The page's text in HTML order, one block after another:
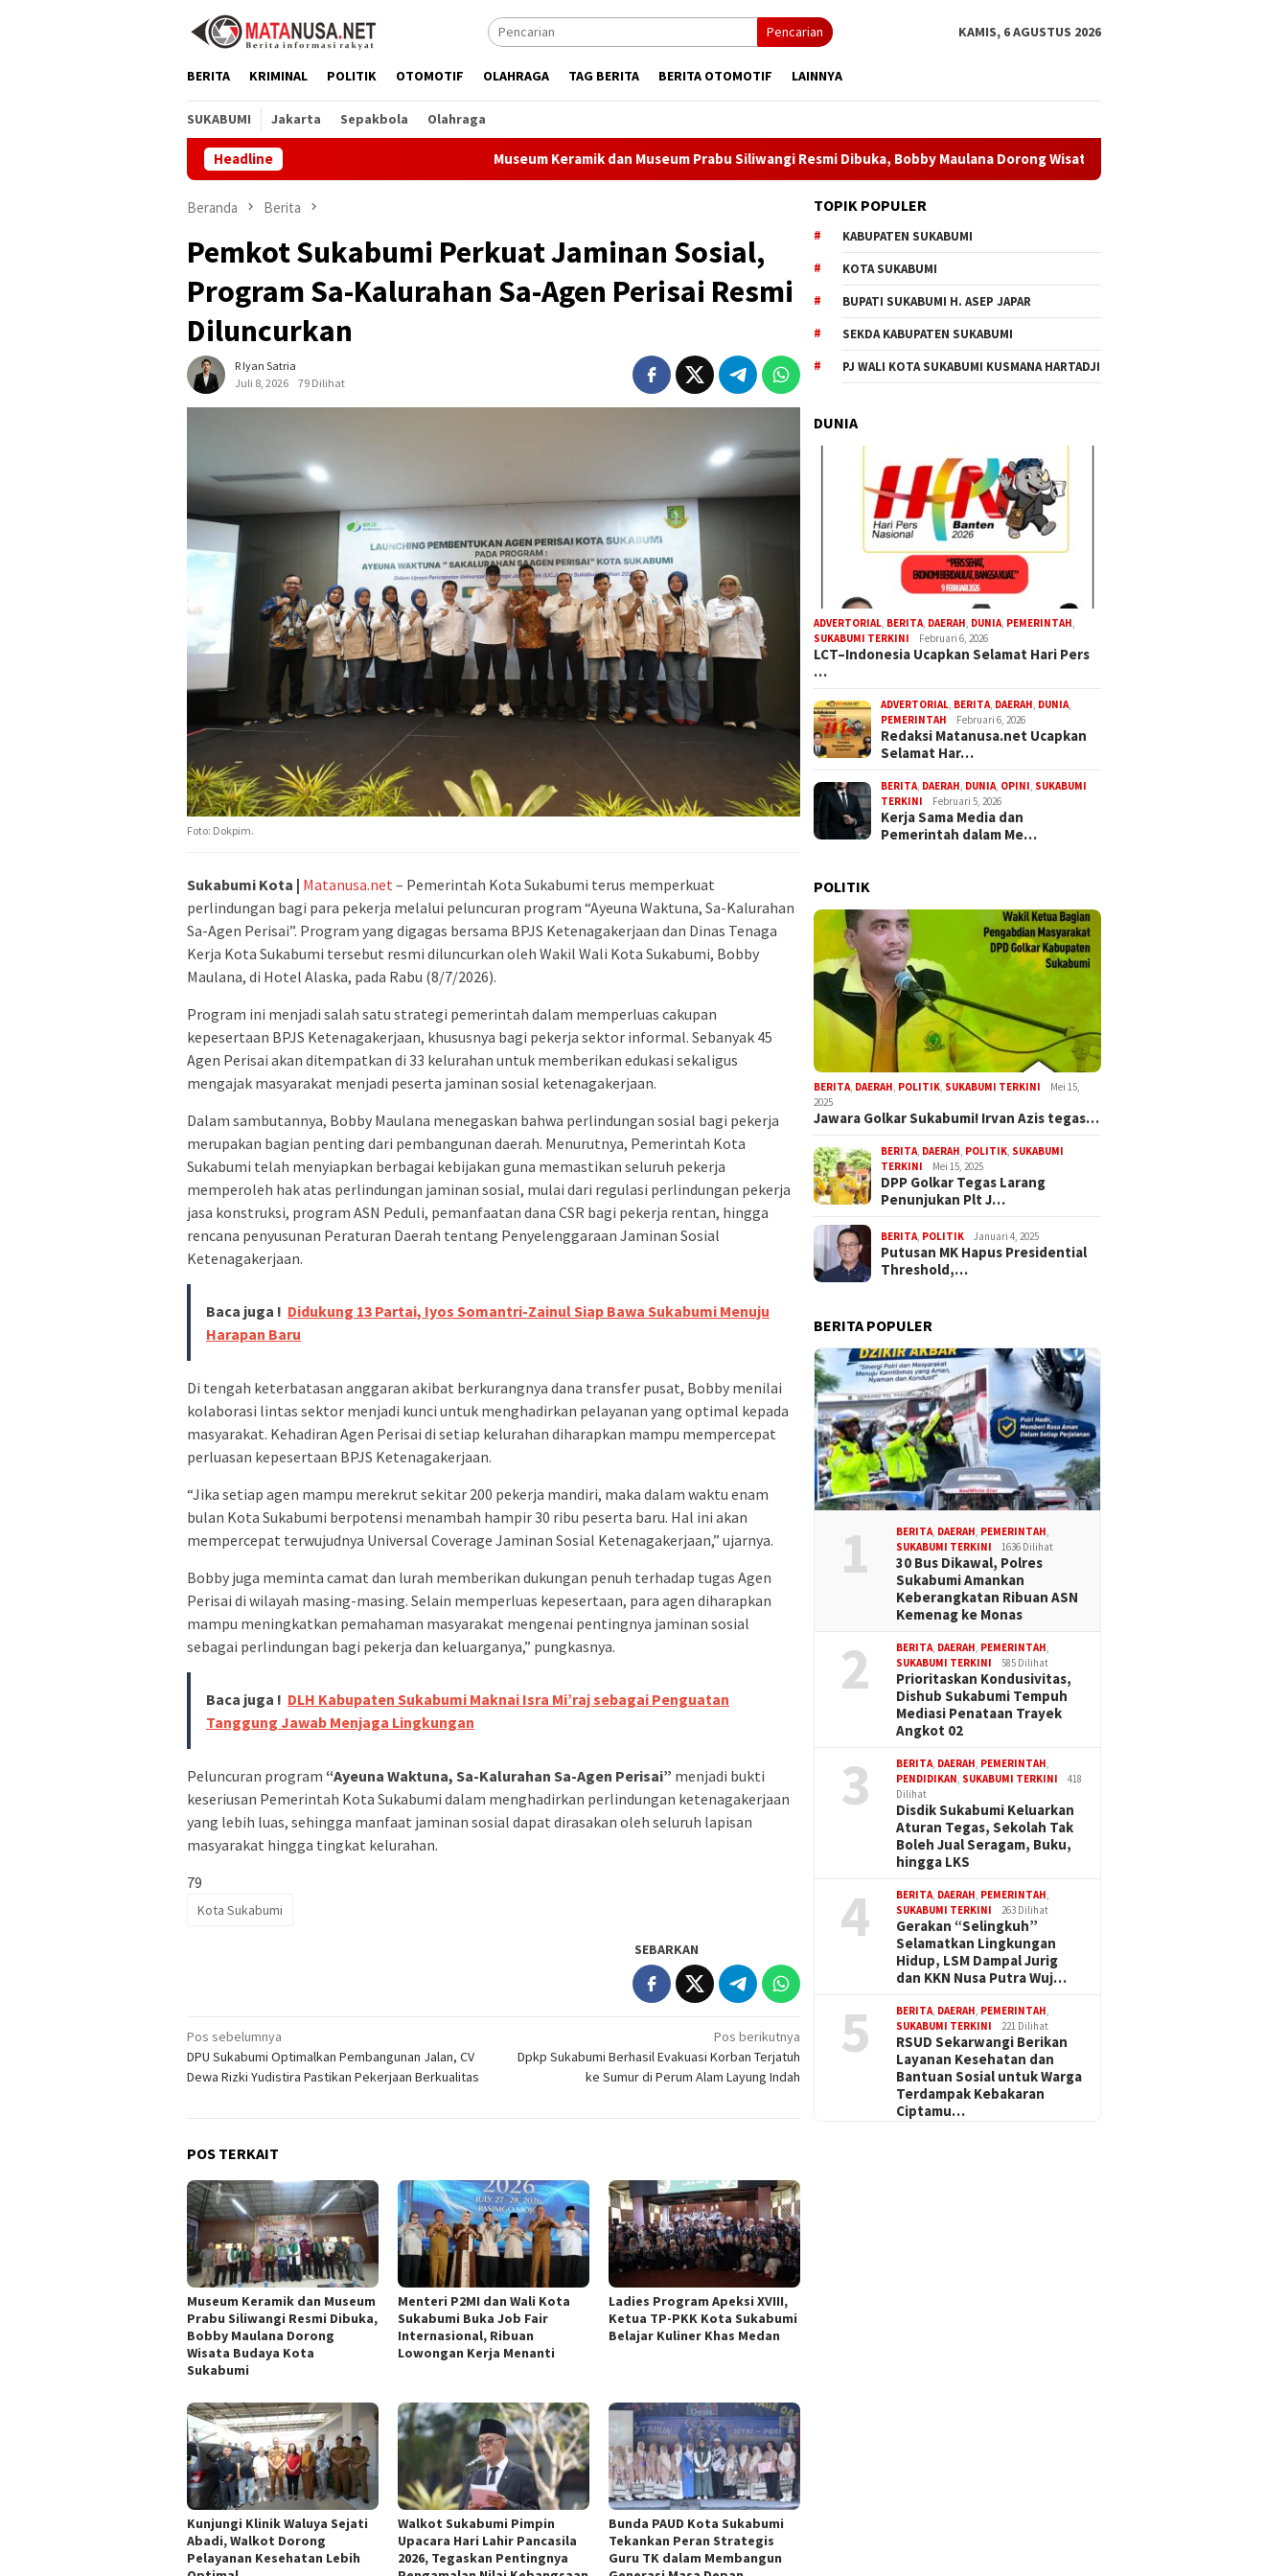
Pencarian KAMIS, 6 AGUSTUS 2026
BERITA KRIMINAL POLITIK OTOMOTIF OLAHRAGA TAG BERITA BERITA OTOMOTIF LAINNYA
SUKABUMI Jakarta Sepakbola Olahraga
Headline Museum Keramik dan Museum Prabu Siliwangi Resmi Dibuka, Bobby Maulana Dorong Wisata Budaya Kota Sukabumi
Beranda Berita
Pemkot Sukabumi Perkuat Jaminan Sosial,
Program Sa-Kalurahan Sa-Agen Perisai Resmi
Diluncurkan
R Iyan Satria
Juli 8, 2026
79 Dilihat
Foto: Dokpim.
Sukabumi Kota | Matanusa.net– Pemerintah Kota Sukabumi terus memperkuat
perlindungan bagi para pekerja melalui peluncuran program “Ayeuna Waktuna, Sa-Kalurahan
Sa-Agen Perisai”. Program yang digagas bersama BPJS Ketenagakerjaan dan Dinas Tenaga
Kerja Kota Sukabumi tersebut resmi diluncurkan oleh Wakil Wali Kota Sukabumi, Bobby
Maulana, di Hotel Alaska, pada Rabu (8/7/2026).
Program ini menjadi salah satu strategi pemerintah dalam memperluas cakupan
kepesertaan BPJS Ketenagakerjaan, khususnya bagi pekerja sektor informal. Sebanyak 45
Agen Perisai akan ditempatkan di 33 kelurahan untuk memberikan edukasi sekaligus
mengajak masyarakat menjadi peserta jaminan sosial ketenagakerjaan.
Dalam sambutannya, Bobby Maulana menegaskan bahwa perlindungan sosial bagi pekerja
merupakan bagian penting dari pembangunan daerah. Menurutnya, Pemerintah Kota
Sukabumi telah menyiapkan berbagai kebijakan guna memastikan seluruh pekerja
memperoleh hak atas perlindungan jaminan sosial, mulai dari regulasi perlindungan pekerja
jasa konstruksi, program ASN Peduli, pemanfaatan dana CSR bagi pekerja rentan, hingga
rencana penyusunan Peraturan Daerah tentang Penyelenggaraan Jaminan Sosial
Ketenagakerjaan.
Baca juga ! Didukung 13 Partai, Iyos Somantri-Zainul Siap Bawa Sukabumi Menuju
Harapan Baru
Di tengah keterbatasan anggaran akibat berkurangnya dana transfer pusat, Bobby menilai
kolaborasi lintas sektor menjadi kunci untuk menghadirkan pelayanan yang optimal kepada
masyarakat. Kehadiran Agen Perisai di setiap kelurahan diharapkan mampu mempercepat
perluasan kepesertaan BPJS Ketenagakerjaan.
“Jika setiap agen mampu merekrut sekitar 200 pekerja mandiri, maka dalam waktu enam
bulan Kota Sukabumi berpotensi menambah hampir 30 ribu peserta baru. Hal ini akan
mempercepat terwujudnya Universal Coverage Jaminan Sosial Ketenagakerjaan,” ujarnya.
Bobby juga meminta camat dan lurah memberikan dukungan penuh terhadap tugas Agen
Perisai di wilayah masing-masing. Selain memperluas kepesertaan, para agen diharapkan
mampu meningkatkan pemahaman masyarakat mengenai pentingnya jaminan sosial
sebagai perlindungan bagi pekerja dan keluarganya,” pungkasnya.
Baca juga ! DLH Kabupaten Sukabumi Maknai Isra Mi’raj sebagai Penguatan
Tanggung Jawab Menjaga Lingkungan
Peluncuran program “Ayeuna Waktuna, Sa-Kalurahan Sa-Agen Perisai” menjadi bukti
keseriusan Pemerintah Kota Sukabumi dalam menghadirkan perlindungan ketenagakerjaan
yang lebih luas, sehingga manfaat jaminan sosial dapat dirasakan oleh seluruh lapisan
masyarakat hingga tingkat kelurahan.
79
Kota Sukabumi
SEBARKAN
Navigasi
pos
Pos sebelumnya
DPU Sukabumi Optimalkan Pembangunan Jalan, CV
Dewa Rizki Yudistira Pastikan Pekerjaan Berkualitas
Pos berikutnya
Dpkp Sukabumi Berhasil Evakuasi Korban Terjatuh
ke Sumur di Perum Alam Layung Indah
POS TERKAIT
Museum Keramik dan Museum
Prabu Siliwangi Resmi Dibuka,
Bobby Maulana Dorong
Wisata Budaya Kota
Sukabumi
Menteri P2MI dan Wali Kota
Sukabumi Buka Job Fair
Internasional, Ribuan
Lowongan Kerja Menanti
Ladies Program Apeksi XVIII,
Ketua TP-PKK Kota Sukabumi
Belajar Kuliner Khas Medan
Kunjungi Klinik Waluya Sejati
Abadi, Walkot Dorong
Pelayanan Kesehatan Lebih
Walkot Sukabumi Pimpin
Upacara Hari Lahir Pancasila
2026, Tegaskan Pentingnya
Bunda PAUD Kota Sukabumi
Tekankan Peran Strategis
Guru TK dalam Membangun
TOPIK POPULER
KABUPATEN SUKABUMI
KOTA SUKABUMI
BUPATI SUKABUMI H. ASEP JAPAR
SEKDA KABUPATEN SUKABUMI
PJ WALI KOTA SUKABUMI KUSMANA HARTADJI
DUNIA
ADVERTORIAL BERITA DAERAH DUNIA PEMERINTAH
SUKABUMI TERKINI
Februari 6, 2026
LCT–Indonesia Ucapkan Selamat Hari Pers
…
ADVERTORIAL BERITA DAERAH DUNIA
PEMERINTAH
Februari 6, 2026
Redaksi Matanusa.net Ucapkan
Selamat Har…
BERITA DAERAH DUNIA OPINI SUKABUMI
TERKINI
Februari 5, 2026
Kerja Sama Media dan
Pemerintah dalam Me…
POLITIK
BERITA DAERAH POLITIK SUKABUMI TERKINI
Mei 15,
2025
Jawara Golkar Sukabumi! Irvan Azis tegas…
BERITA DAERAH POLITIK SUKABUMI
TERKINI
Mei 15, 2025
DPP Golkar Tegas Larang
Penunjukan Plt J…
BERITA POLITIK Januari 4, 2025
Putusan MK Hapus Presidential
Threshold,…
BERITA POPULER
1 BERITA, DAERAH, PEMERINTAH,
SUKABUMI TERKINI
1636 Dilihat
30 Bus Dikawal, Polres
Sukabumi Amankan
Keberangkatan Ribuan ASN
Kemenag ke Monas
2 BERITA, DAERAH, PEMERINTAH,
SUKABUMI TERKINI
585 Dilihat
Prioritaskan Kondusivitas,
Dishub Sukabumi Tempuh
Mediasi Penataan Trayek
Angkot 02
3 BERITA, DAERAH, PEMERINTAH,
PENDIDIKAN, SUKABUMI TERKINI
418
Dilihat
Disdik Sukabumi Keluarkan
Aturan Tegas, Sekolah Tak
Boleh Jual Seragam, Buku,
hingga LKS
4 BERITA, DAERAH, PEMERINTAH,
SUKABUMI TERKINI
263 Dilihat
Gerakan “Selingkuh”
Selamatkan Lingkungan
Hidup, LSM Dampal Jurig
dan KKN Nusa Putra Wuj…
5 BERITA, DAERAH, PEMERINTAH,
SUKABUMI TERKINI
221 Dilihat
RSUD Sekarwangi Berikan
Layanan Kesehatan dan
Bantuan Sosial untuk Warga
Terdampak Kebakaran
Ciptamu…